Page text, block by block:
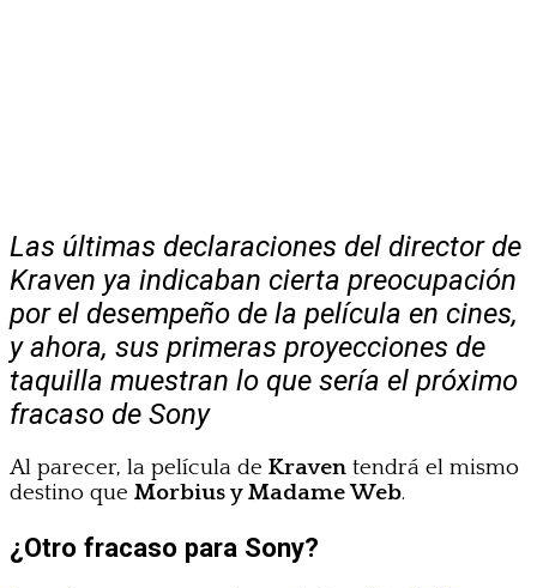
Las últimas declaraciones del director de
Kraven ya indicaban cierta preocupación
por el desempeño de la película en cines,
y ahora, sus primeras proyecciones de
taquilla muestran lo que sería el próximo
fracaso de Sony
Al parecer, la película de Kraven tendrá el mismo
destino que Morbius y Madame Web.
¿Otro fracaso para Sony?